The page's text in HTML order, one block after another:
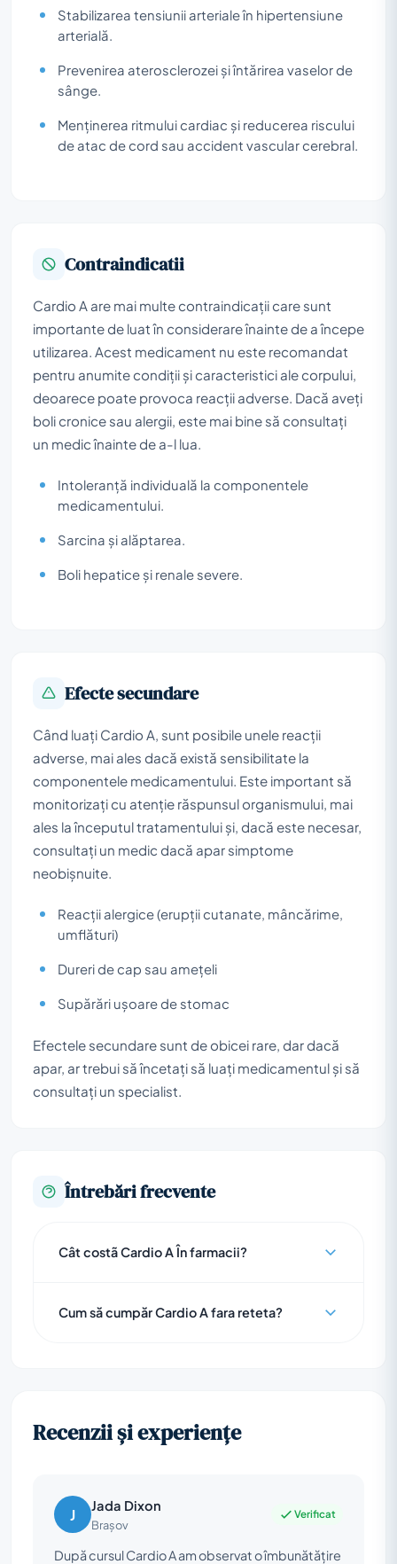
Stabilizarea tensiunii arteriale în hipertensiune
arterială.
Prevenirea aterosclerozei și întărirea vaselor de
sânge.
Menținerea ritmului cardiac și reducerea riscului
de atac de cord sau accident vascular cerebral.
Contraindicatii
Cardio A are mai multe contraindicații care sunt
importante de luat în considerare înainte de a începe
utilizarea. Acest medicament nu este recomandat
pentru anumite condiții și caracteristici ale corpului,
deoarece poate provoca reacții adverse. Dacă aveți
boli cronice sau alergii, este mai bine să consultați
un medic înainte de a-l lua.
Intoleranță individuală la componentele
medicamentului.
Sarcina și alăptarea.
Boli hepatice și renale severe.
Efecte secundare
Când luați Cardio A, sunt posibile unele reacții
adverse, mai ales dacă există sensibilitate la
componentele medicamentului. Este important să
monitorizați cu atenție răspunsul organismului, mai
ales la începutul tratamentului și, dacă este necesar,
consultați un medic dacă apar simptome
neobișnuite.
Reacții alergice (erupții cutanate, mâncărime,
umflături)
Dureri de cap sau amețeli
Supărări ușoare de stomac
Efectele secundare sunt de obicei rare, dar dacă
apar, ar trebui să încetați să luați medicamentul și să
consultați un specialist.
Întrebări frecvente
Cât costã Cardio A În farmacii?
Cum să cumpăr Cardio A fara reteta?
Recenzii și experiențe
J Jada Dixon
Brașov
Verificat
După cursul Cardio A am observat o îmbunătățire